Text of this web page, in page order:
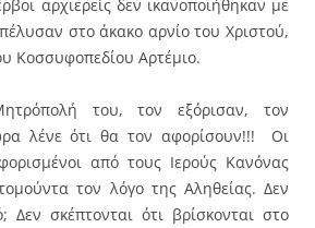
αρχιερείς δεν ικανοποιήθηκαν με
στο άκακο αρνίο του Χριστού,
Κοσσυφοπεδίου Αρτέμιο.
του, τον εξόρισαν, τον
λένε ότι θα τον αφορίσουν!!! Οι
από τους Ιερούς Κανόνας
τον λόγο της Αληθείας. Δεν
Δεν σκέπτονται ότι βρίσκονται στο